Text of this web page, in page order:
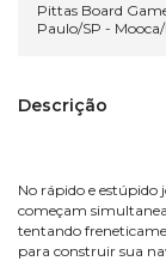
Pittas Board
Paulo/SP -
Descrição
No rápido e estúpido
começam
tentando
para construir sua